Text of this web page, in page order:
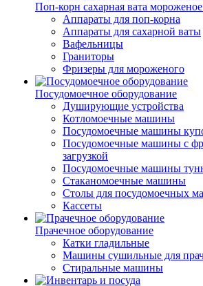
Поп-корн сахарная вата
Аппараты для поп-корна
Аппараты для сахарной ваты
Вафельницы
Граниторы
Фризеры для мороженого
Посудомоечное оборудование
Душирующие устройства
Котломоечные машины
Посудомоечные машины
Посудомоечные машины с
загрузкой
Посудомоечные машины
Стаканомоечные машины
Столы для посудомоечных
Кассеты
Прачечное оборудование
Катки гладильные
Машины сушильные для
Стиральные машины